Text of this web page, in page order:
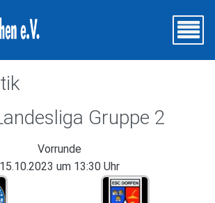
Gruppe 2
Vorrunde
15.10.2023 um 13:30 Uhr